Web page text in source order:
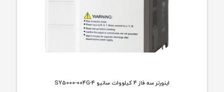
اینورتر سه فاز 4 کیلووات سانیو SY5000-004G-4